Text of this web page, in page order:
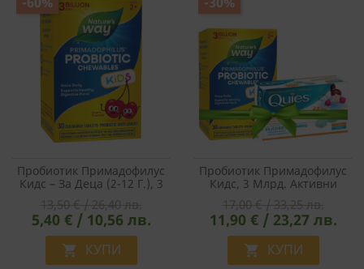
Пробиотик Примадофилус
Кидс – За Деца (2-12 Г.), 3
Таблетки С Вкус На Череша
5,40 € / 10,56 лв.
 КУПИ
Пробиотик Примадофилус
Кидс, 3 Млрд. Активни
+ Подарък Тапи За Уши
11,90 € / 23,27 лв.
 КУПИ